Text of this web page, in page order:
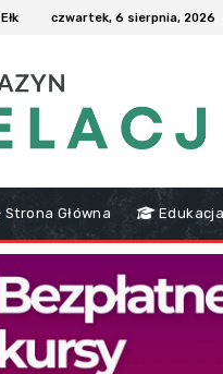
Ełk czwartek, 6 sierpnia, 2026
Strona Główna Edukacja